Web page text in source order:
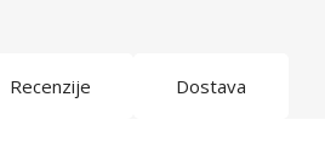
Recenzije Dostava